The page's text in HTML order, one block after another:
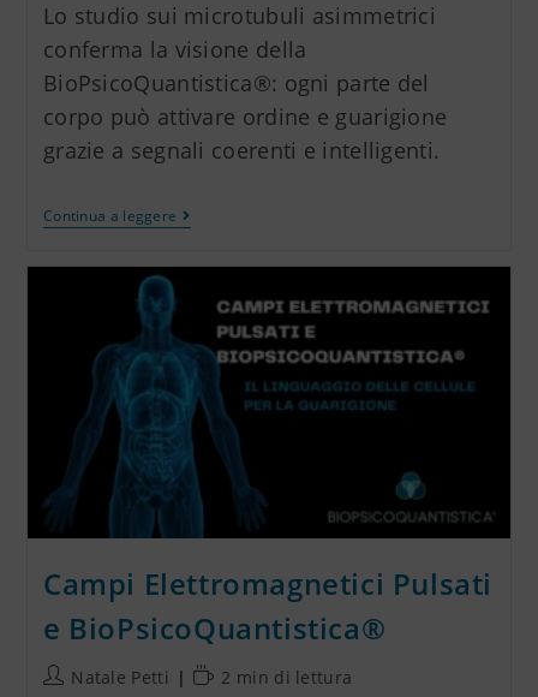
Lo studio sui microtubuli asimmetrici
conferma la visione della
BioPsicoQuantistica®: ogni parte del
corpo può attivare ordine e guarigione
grazie a segnali coerenti e intelligenti.
Continua a leggere
Campi Elettromagnetici Pulsati
e BioPsicoQuantistica®
Natale Petti 2 min di lettura